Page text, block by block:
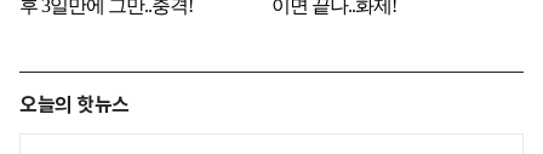
오늘의 핫뉴스